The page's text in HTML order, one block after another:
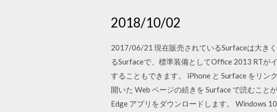
2018/10/02
2017/06/21 現在販売されているSurfaceは大き
るSurfaceで、標準装備としてOffice 2013 RTが
することもできます。 iPhone と Surface をリ
開いた Web ページの続きを Surface で読むこと
Edge アプリをダウンロードします。 Windows